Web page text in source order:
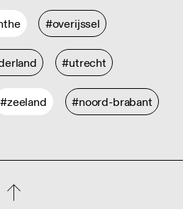
#overijssel
#utrecht
#zeeland #noord-brabant